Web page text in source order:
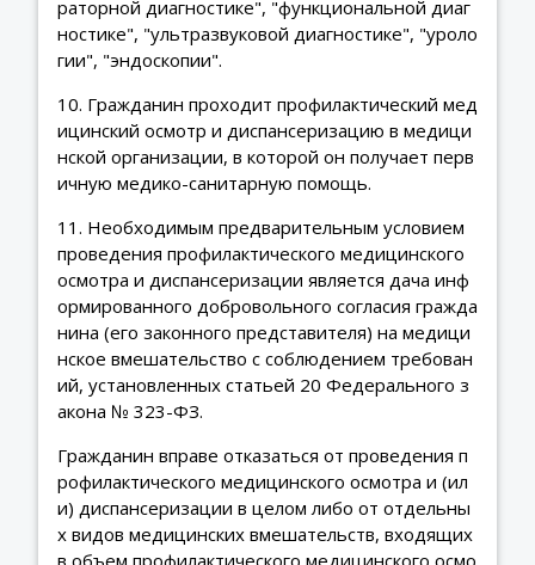
раторной диагностике", "функциональной диаг
ностике", "ультразвуковой диагностике", "уроло
гии", "эндоскопии".
10. Гражданин проходит профилактический мед
ицинский осмотр и диспансеризацию в медици
нской организации, в которой он получает перв
ичную медико-санитарную помощь.
11. Необходимым предварительным условием
проведения профилактического медицинского
осмотра и диспансеризации является дача инф
ормированного добровольного согласия гражда
нина (его законного представителя) на медици
нское вмешательство с соблюдением требован
ий, установленных статьей 20 Федерального з
акона № 323-ФЗ.
Гражданин вправе отказаться от проведения п
рофилактического медицинского осмотра и (ил
и) диспансеризации в целом либо от отдельны
х видов медицинских вмешательств, входящих
в объем профилактического медицинского осмо